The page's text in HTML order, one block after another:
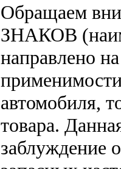
Обращаем
ЗНАКОВ
направлено
автомобиля,
товара.
заблуждение